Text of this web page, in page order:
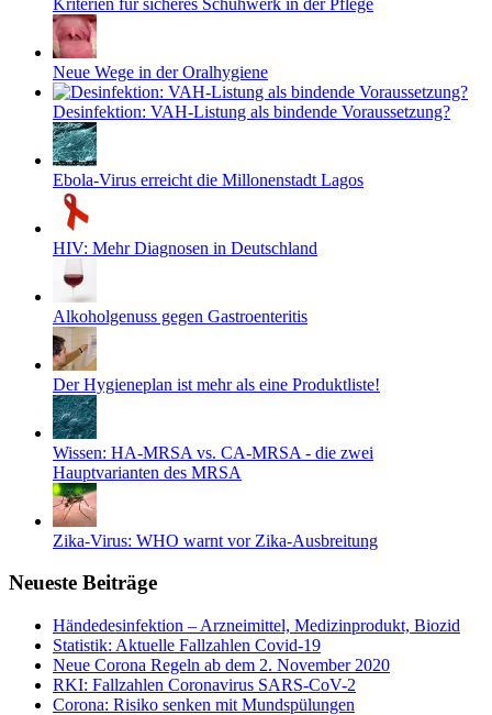
Neue Wege in der Oralhygiene
Desinfektion: VAH-Listung als bindende Voraussetzung?
Ebola-Virus erreicht die Millonenstadt Lagos
HIV: Mehr Diagnosen in Deutschland
Alkoholgenuss gegen Gastroenteritis
Der Hygieneplan ist mehr als eine Produktliste!
Wissen: HA-MRSA vs. CA-MRSA - die zwei
Hauptvarianten des MRSA
Zika-Virus: WHO warnt vor Zika-Ausbreitung
Neueste Beiträge
Händedesinfektion – Arzneimittel, Medizinprodukt, Biozid
Statistik: Aktuelle Fallzahlen Covid-19
Neue Corona Regeln ab dem 2. November 2020
RKI: Fallzahlen Coronavirus SARS-CoV-2
Corona: Risiko senken mit Mundspülungen